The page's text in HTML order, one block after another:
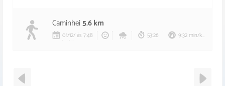
Caminhei5.6 km
01/12/ às 7:48 53:26 9:32 min/km